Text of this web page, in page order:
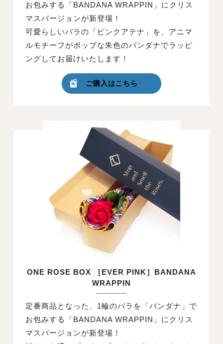
お包みする「BANDANA WRAPPIN」にクリス
マスバージョンが新登場！
可愛らしいバラの「ピンクアテナ」を、アニマ
ルモチーフがポップな朱色のバンダナでラッピ
ングしてお届けいたします！
ご購入はこちら
ONE ROSE BOX ［EVER PINK］BANDANA
WRAPPIN
定番商品となった、1輪のバラを「バンダナ」で
お包みする「BANDANA WRAPPIN」にクリス
マスバージョンが新登場！